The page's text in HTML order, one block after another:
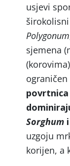
usjevi
Polygonum
sjemena
ograničen
Sorghum
uzgoju
korijen, a